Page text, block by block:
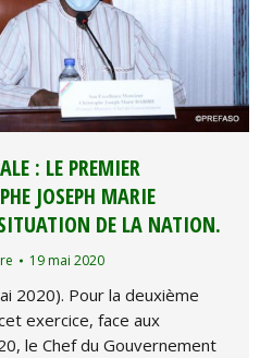
: LE PREMIER
JOSEPH MARIE
DE LA NATION.
19 mai 2020
2020). Pour la deuxième
exercice, face aux
le Chef du Gouvernement